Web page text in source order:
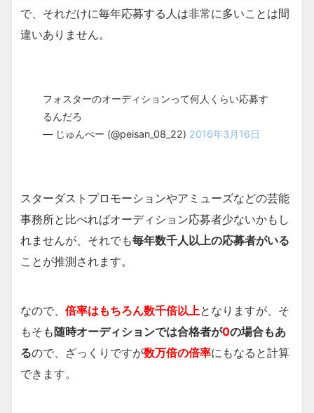
で、それだけに毎年応募する人は非常に多いことは間
違いありません。
フォスターのオーディションって何人くらい応募す
るんだろ
— じゅんぺー (@peisan_08_22) 2016年3月16日
スターダストプロモーションやアミューズなどの芸能
事務所と比べればオーディション応募者少ないかもし
れませんが、それでも毎年数千人以上の応募者がいる
ことが推測されます。
なので、 倍率はもちろん数千倍以上となりますが、そ
もそも随時オーディションでは合格者が0の場合もあ
るので、ざっくりですが数万倍の倍率にもなると計算
できます。